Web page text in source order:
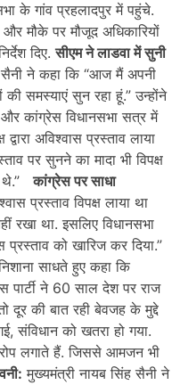
के गांव प्रहलादपुर में पहुंचे.
और मौके पर मौजूद अधिकारियों
दिए.सीएम ने लाडवा में सुनी
सैनी ने कहा कि “आज मैं अपनी
की समस्याएं सुन रहा हूं.” उन्होंने
कांग्रेस विधानसभा सत्र में
अविश्वास प्रस्ताव लाया
पर सुनने का मादा भी विपक्ष
थे.”कांग्रेस पर साधा
प्रस्ताव विपक्ष लाया था
रखा था. इसलिए विधानसभा
को खारिज कर दिया.”
साधते हुए कहा कि
पार्टी ने 60 साल देश पर राज
दूर की बात रही बेवजह के मुद्दे
संविधान को खतरा हो गया.
लगाते हैं. जिससे आमजन भी
मुख्यमंत्री नायब सिंह सैनी ने